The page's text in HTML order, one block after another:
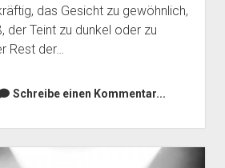
das Gesicht zu gewöhnlich,
der Teint zu dunkel oder zu
Rest der…
Schreibe einen Kommentar...